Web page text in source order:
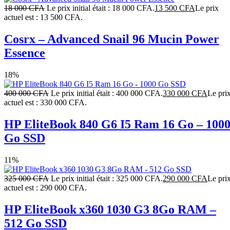
18 000CFA Le prix initial était : 18 000 CFA.13 500 CFALe prix
actuel est : 13 500 CFA.
Cosrx – Advanced Snail 96 Mucin Power
Essence
18%
400 000CFA Le prix initial était : 400 000 CFA.330 000 CFALe
actuel est : 330 000 CFA.
HP EliteBook 840 G6 I5 Ram 16 Go – 1000
Go SSD
11%
325 000CFA Le prix initial était : 325 000 CFA.290 000 CFALe
actuel est : 290 000 CFA.
HP EliteBook x360 1030 G3 8Go RAM –
512 Go SSD